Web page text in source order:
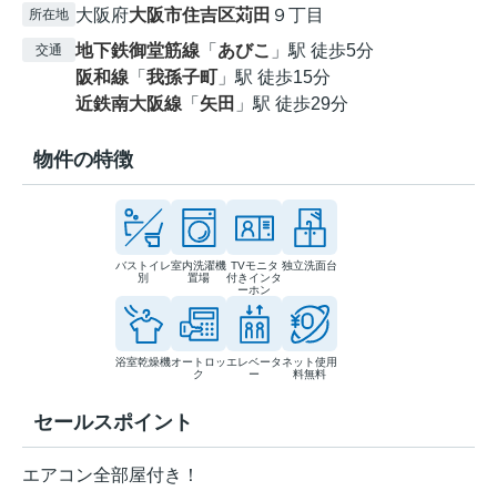
所在地 大阪府大阪市住吉区苅田 ９丁目
交通 地下鉄御堂筋線 「 あびこ 」駅 徒歩5分
阪和線 「 我孫子町 」駅 徒歩15分
近鉄南大阪線 「 矢田 」駅 徒歩29分
物件の特徴
バストイレ
別
室内洗濯機
置場
TVモニタ
付きインタ
ーホン
独立洗面台
浴室乾燥機オートロッ
ク
エレベータ
ー
ネット使用
料無料
セールスポイント
エアコン全部屋付き！